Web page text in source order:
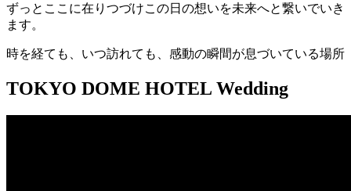
ずっとここに在りつづけこの日の想いを未来へと繋いでいき
ます。
時を経ても、いつ訪れても、感動の瞬間が息づいている場所
TOKYO DOME HOTEL Wedding